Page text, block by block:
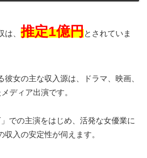
は、推定1億円とされていま
彼女の主な収入源は、ドラマ、映画、
ディア出演です。
での主演をはじめ、活発な女優業に
収入の安定性が伺えます。